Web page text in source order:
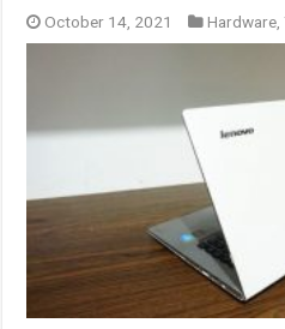
October 14, 2021 Hardware ,